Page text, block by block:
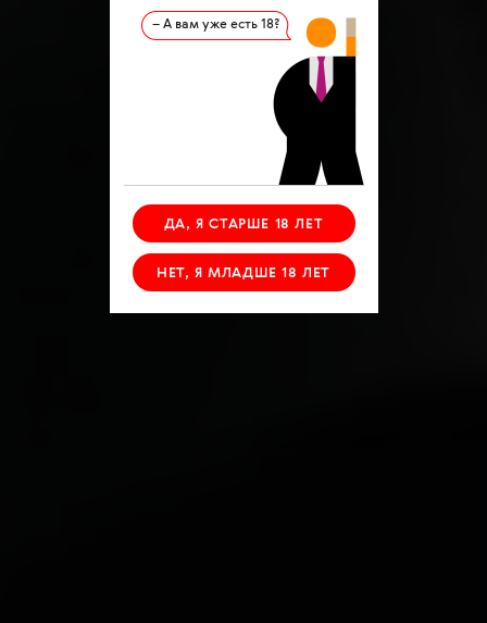
– А вам уже есть 18?
ДА, Я СТАРШЕ 18 ЛЕТ
НЕТ, Я МЛАДШЕ 18 ЛЕТ